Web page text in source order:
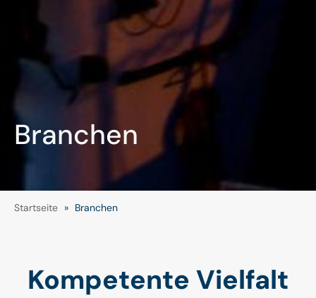
Branchen
Startseite » Branchen
Kompetente Vielfalt